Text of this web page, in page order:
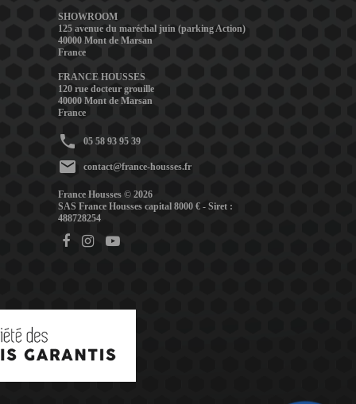
SHOWROOM
125 avenue du maréchal juin (parking Action)
40000 Mont de Marsan
France
FRANCE HOUSSES
120 rue docteur grouille
40000 Mont de Marsan
France
phone 05 58 93 95 39
mail contact@france-housses.fr
France Housses © 2026
SAS France Housses capital 8000 € - Siret :
488728254